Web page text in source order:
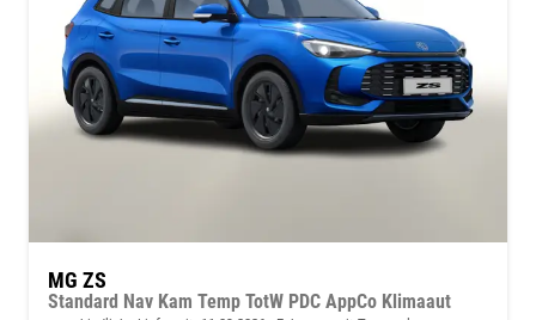
MG ZS
Standard Nav Kam Temp TotW PDC AppCo Klimaaut